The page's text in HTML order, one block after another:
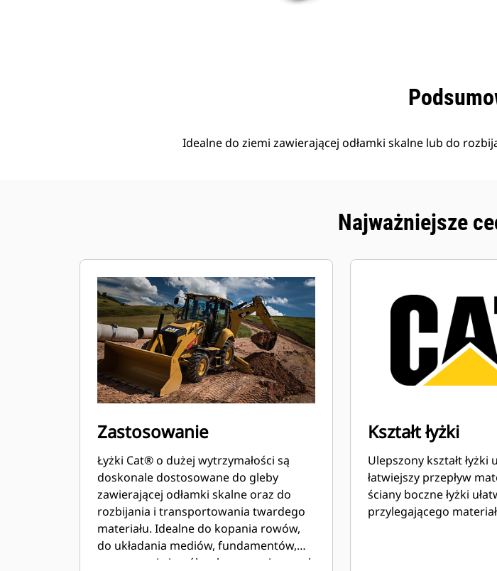
Idealne do ziemi zawierającej odłamki skalne lub do
Najważniejsze
Zastosowanie
Łyżki Cat® o dużej wytrzymałości są
doskonale dostosowane do gleby
zawierającej odłamki skalne oraz do
rozbijania i transportowania twardego
materiału. Idealne do kopania rowów,
do układania mediów, fundamentów,
zasypywania i ogólnych prac związanych
Kształt łyżki
Ulepszony kształt łyżki
łatwiejszy przepływ
ściany boczne łyżki
przylegającego